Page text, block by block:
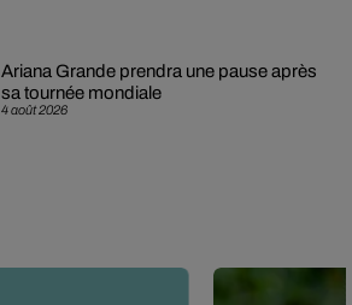
4 août 2026
Ariana Grande prendra une pause après
sa tournée mondiale